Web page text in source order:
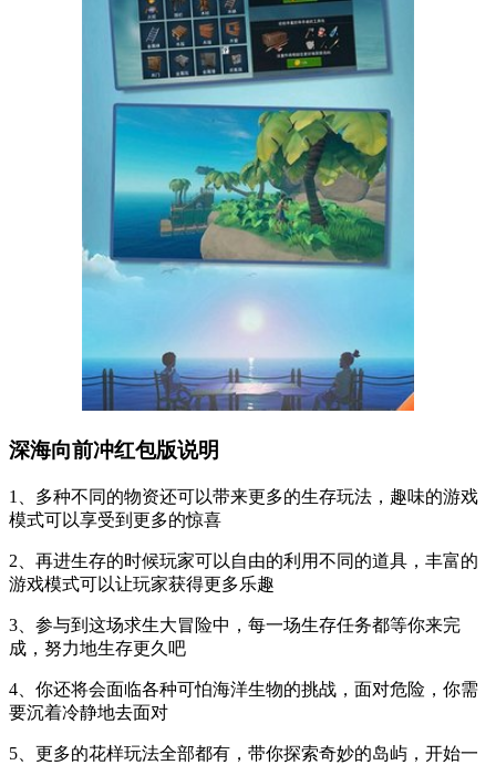
深海向前冲红包版说明
1、多种不同的物资还可以带来更多的生存玩法，趣味的游戏
模式可以享受到更多的惊喜
2、再进生存的时候玩家可以自由的利用不同的道具，丰富的
游戏模式可以让玩家获得更多乐趣
3、参与到这场求生大冒险中，每一场生存任务都等你来完
成，努力地生存更久吧
4、你还将会面临各种可怕海洋生物的挑战，面对危险，你需
要沉着冷静地去面对
5、更多的花样玩法全部都有，带你探索奇妙的岛屿，开始一